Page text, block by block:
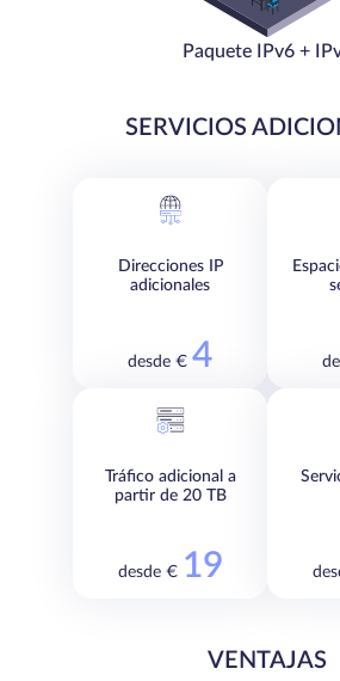
Paquete IPv6 +
SERVICIOS
Direcciones IP
adicionales
desde € 4
Tráfico adicional a
partir de 20 TB
desde € 19
VENTAJAS